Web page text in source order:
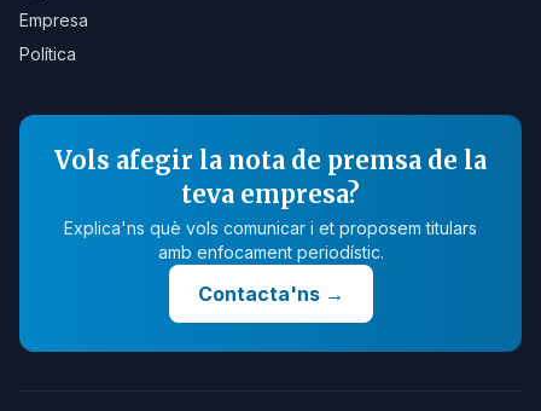
Empresa
Política
Vols afegir la nota de premsa de la
teva empresa?
Explica'ns què vols comunicar i et proposem titulars
amb enfocament periodístic.
Contacta'ns→